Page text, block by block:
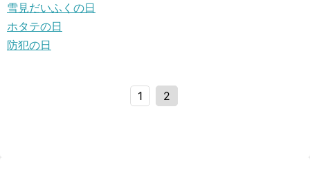
雪見だいふくの日
ホタテの日
防犯の日
1 2